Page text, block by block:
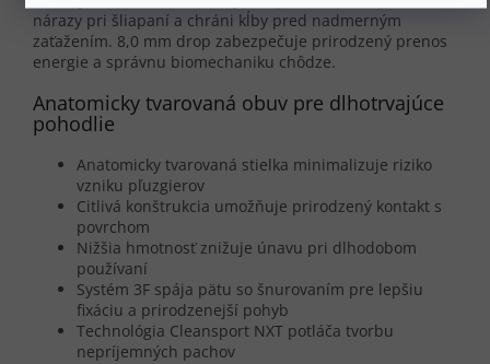
nárazy pri šliapaní a chráni kĺby pred nadmerným
zaťažením. 8,0 mm drop zabezpečuje prirodzený prenos
energie a správnu biomechaniku chôdze.
Anatomicky tvarovaná obuv pre dlhotrvajúce
pohodlie
Anatomicky tvarovaná stielka minimalizuje riziko
vzniku pľuzgierov
Citlivá konštrukcia umožňuje prirodzený kontakt s
povrchom
Nižšia hmotnosť znižuje únavu pri dlhodobom
používaní
Systém 3F spája pätu so šnurovaním pre lepšiu
fixáciu a prirodzenejší pohyb
Technológia Cleansport NXT potláča tvorbu
nepríjemných pachov